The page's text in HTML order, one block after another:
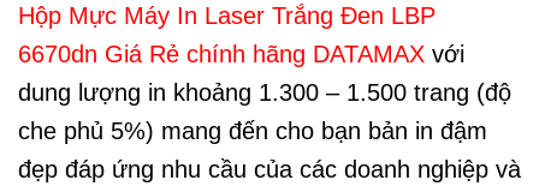
Hộp Mực Máy In Laser Trắng Đen LBP
6670dn Giá Rẻ chính hãng DATAMAX với
dung lượng in khoảng 1.300 – 1.500 trang (độ
che phủ 5%) mang đến cho bạn bản in đậm
đẹp đáp ứng nhu cầu của các doanh nghiệp và